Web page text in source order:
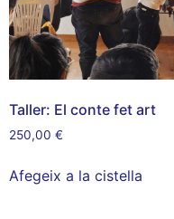
Taller: El conte fet art
250,00 €
Afegeix a la cistella